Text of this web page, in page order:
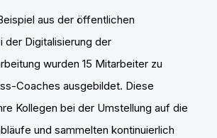
aus der öffentlichen
der Digitalisierung der
wurden 15 Mitarbeiter zu
Coaches ausgebildet. Diese
Kollegen bei der Umstellung auf die
und sammelten kontinuierlich